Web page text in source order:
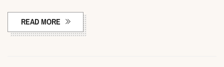
READ MORE